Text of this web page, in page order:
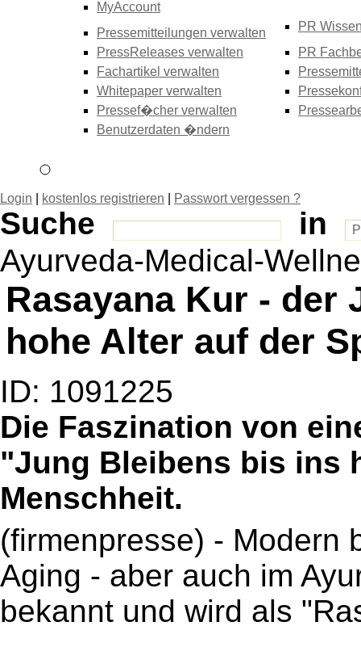
MyAccount
Pressemitteilungen verwalten
PressReleases verwalten
Fachartikel verwalten
Whitepaper verwalten
Pressef�cher verwalten
Benutzerdaten �ndern
PR
PR
Login kostenlos registrieren Passwort vergessen ?
Suche
in
Ayurveda-Medical-
Rasayana Kur -
hohe Alter auf der
ID: 1091225
Die Faszination von
"Jung Bleibens bis ins
Menschheit.
(firmenpresse) - Modern
Aging - aber auch im
bekannt und wird als